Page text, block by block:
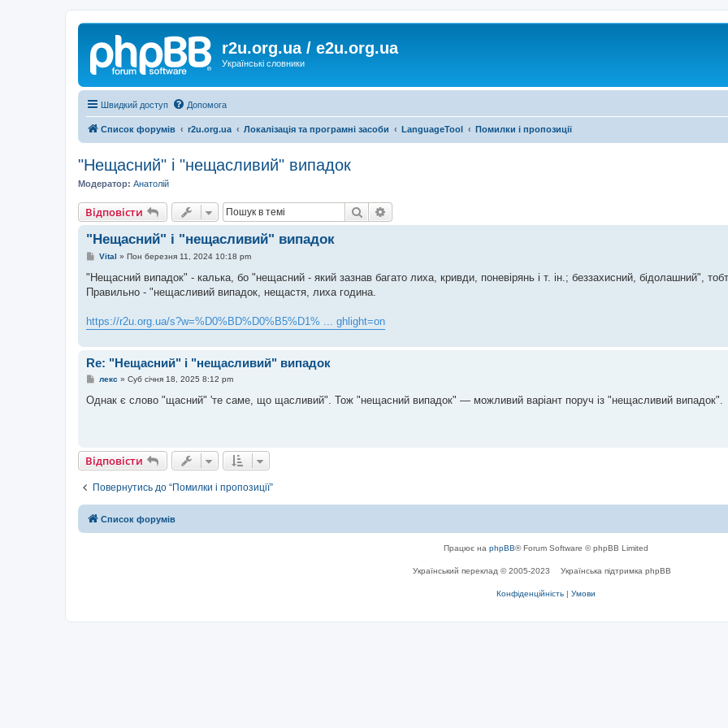
r2u.org.ua / e2u.org.ua
Українські словники
Швидкий доступ Допомога
Список форумів r2u.org.ua Локалізація та програмні засоби LanguageTool Помилки і пропозиції
"Нещасний" і "нещасливий" випадок
Модератор: Анатолій
Відповісти Пошук
"Нещасний" і "нещасливий" випадок
П
в
д
л
я
Vital » Пон березня 11, 2024 10:18 pm
"Нещасний випадок" - калька, бо "нещасний - який зазнав багато лиха, кривди, поневірянь і т. ін.; беззахисний, бідолашний",
Правильно - "нещасливий випадок, нещастя, лиха година.
https://r2u.org.ua/s?w=%D0%BD%D0%B5%D1% ... ghlight=on
Re: "Нещасний" і "нещасливий" випадок
П
в
і
н
я
лекс » Суб січня 18, 2025 8:12 pm
Однак є слово "щасний" 'те саме, що щасливий". Тож "нещасний випадок" — можливий варіант поруч із "нещасливий випадок".
Відповісти
Повернутись до “Помилки і пропозиції”
Список форумів
Працює на phpBB® Forum Software © phpBB Limited
Український переклад © 2005-2023 Українська підтримка phpBB
Конфіденційність | Умови